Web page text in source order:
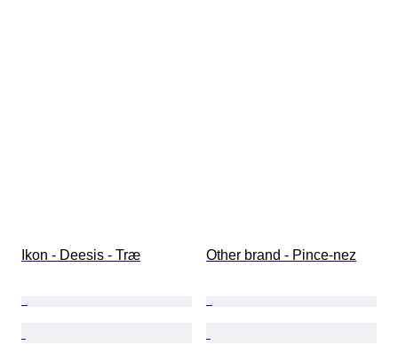
Ikon - Deesis - Træ Other brand - Pince-nez